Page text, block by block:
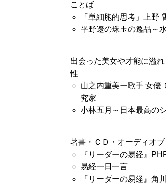
ことば
「単細胞的思考」上野
平野遼の珠玉の逸品～
出会った美女や才能に溢
性
山之内重美ー歌手 女優
究家
小林五月～日本最高の
著書・ＣＤ・オーディオ
『リーダーの易経』
易経一日一言
『リーダーの易経』角